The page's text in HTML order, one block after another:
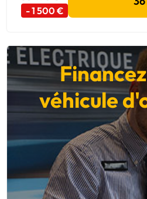
- 1 500 €
véhicule